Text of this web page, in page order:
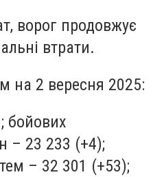
ворог продовжує
втрати.
на 2 вересня 2025:
бойових
– 23 233 (+4);
– 32 301 (+53);